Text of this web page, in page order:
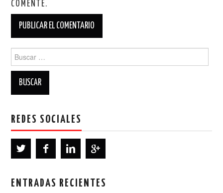
COMENTE.
REDES SOCIALES
ENTRADAS RECIENTES